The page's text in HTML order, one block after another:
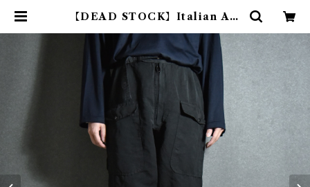
【DEAD STOCK】Italian Air
フライトパンツ 黒染め | mark & c
ollars (マークアンドカラーズ)